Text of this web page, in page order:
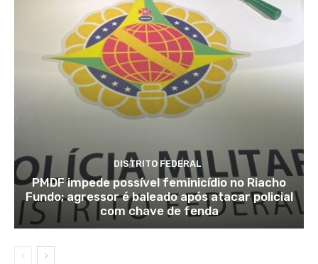
DISTRITO FEDERAL
PMDF impede possível feminicídio no Riacho
Fundo; agressor é baleado após atacar policial
com chave de fenda